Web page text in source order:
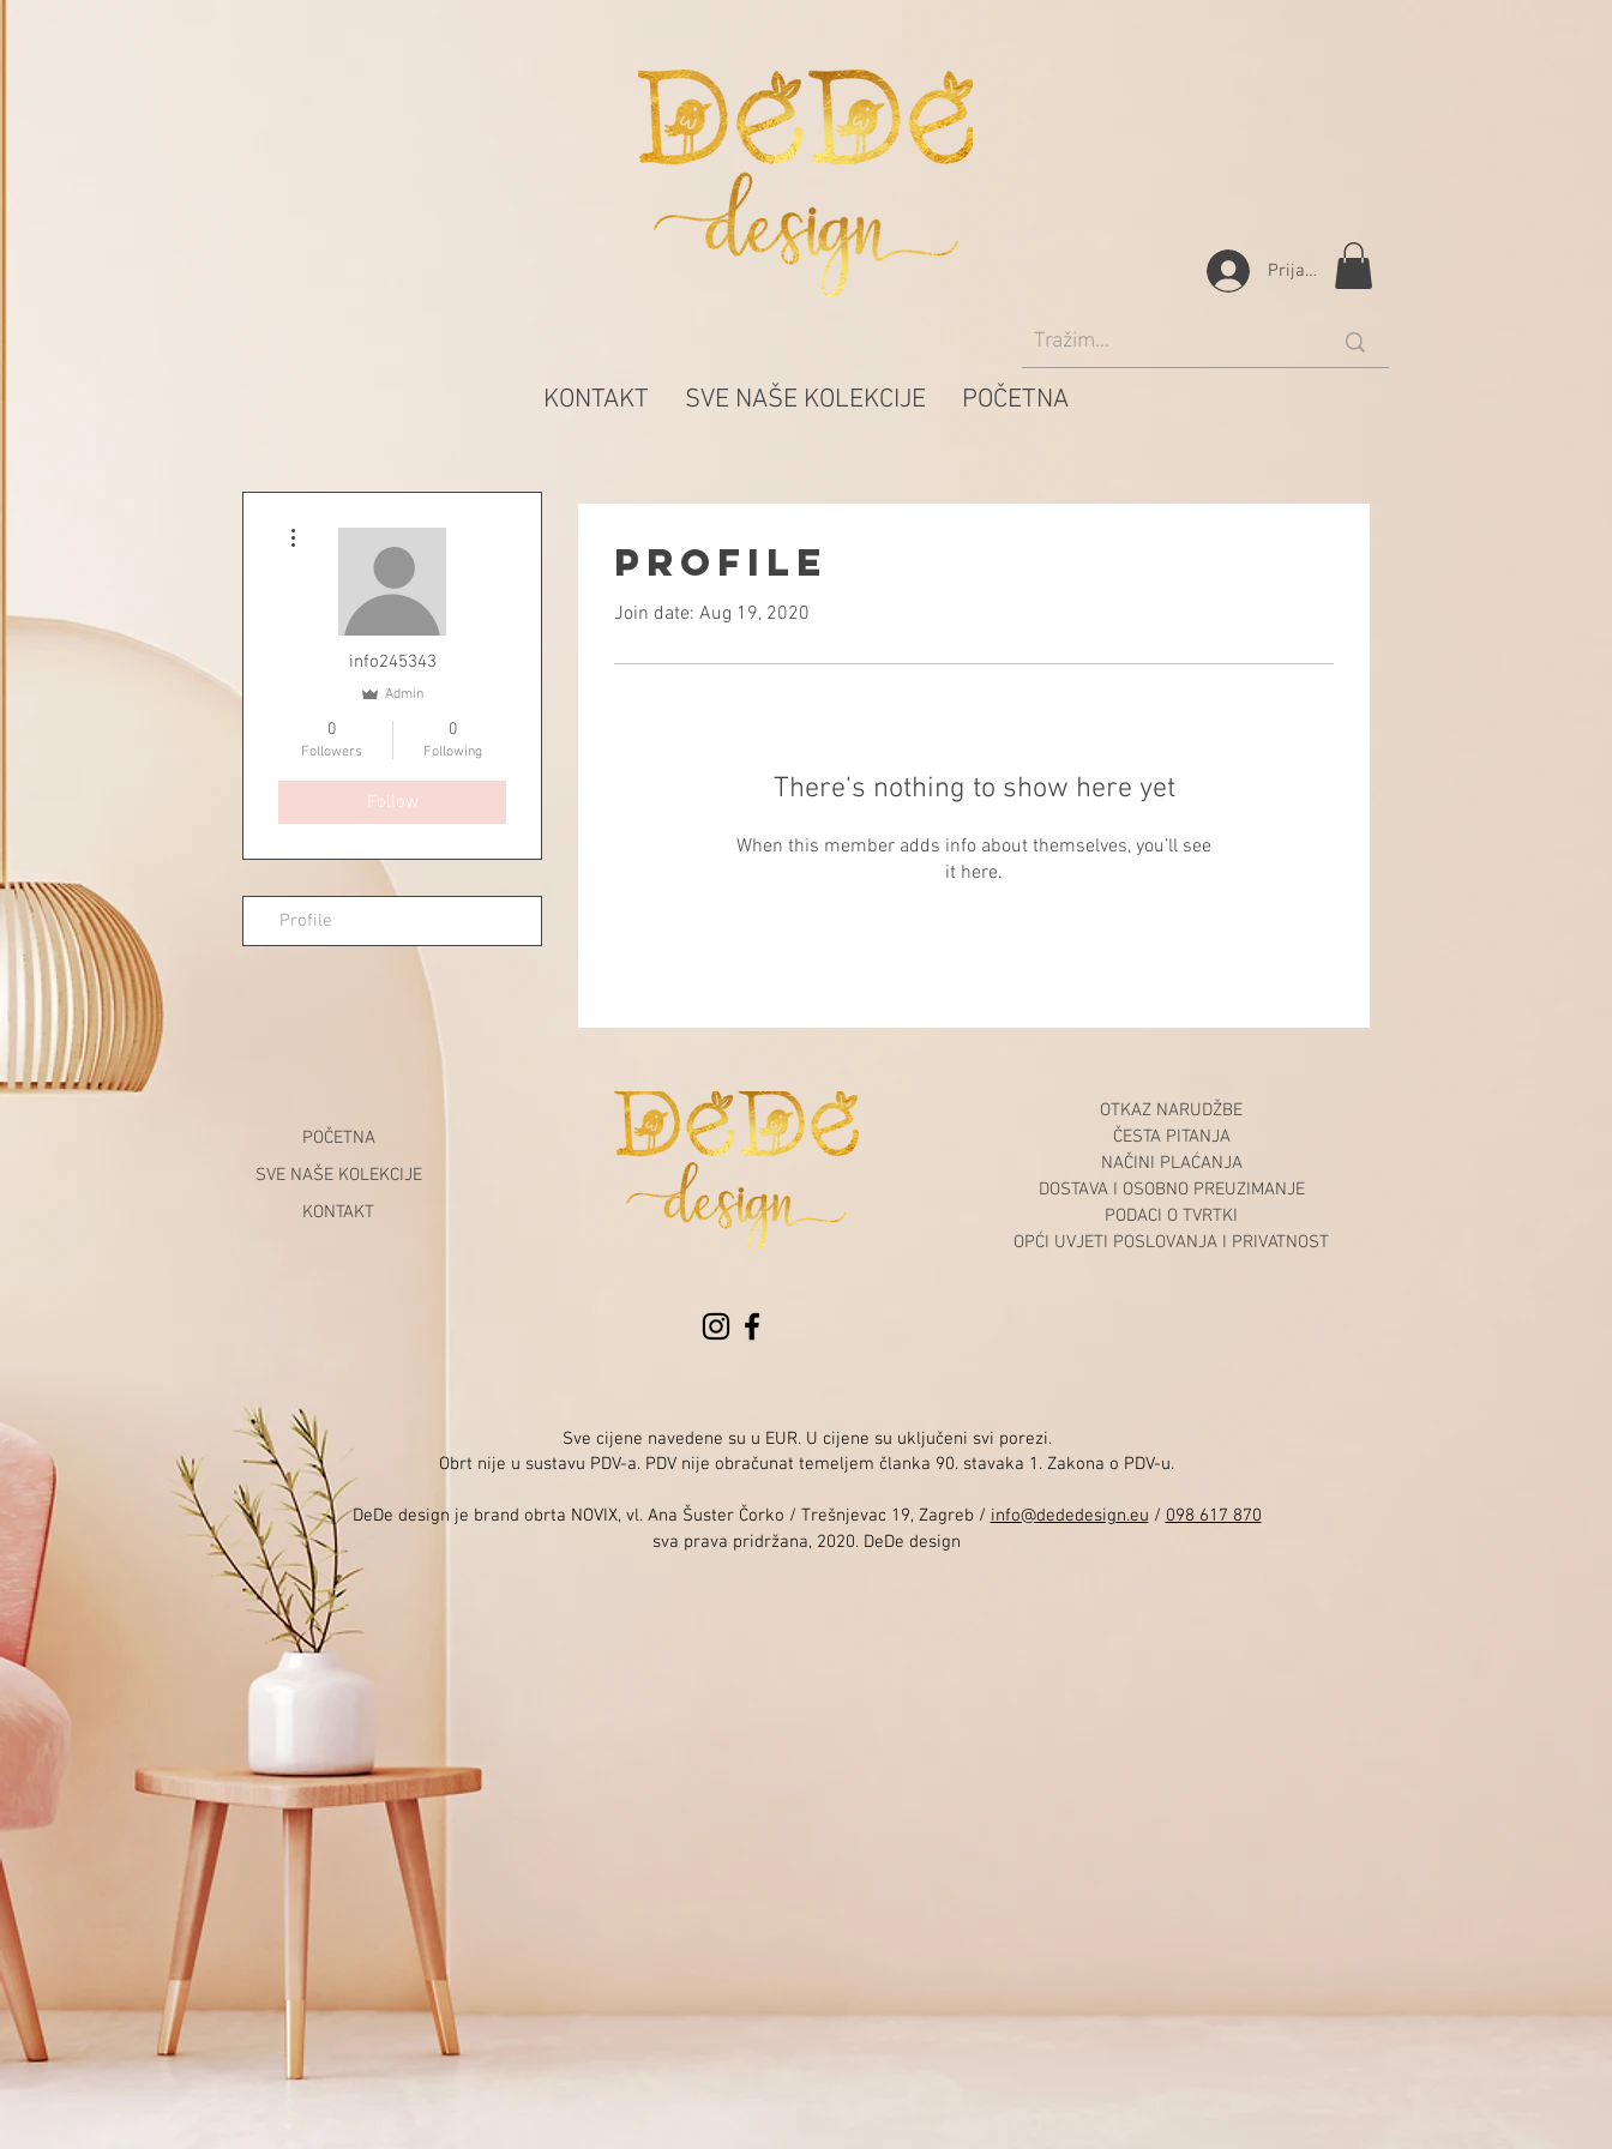
Prijava
POČETNA
SVE NAŠE KOLEKCIJE
KONTAKT
Profile
Join date: Aug 19, 2020
There’s nothing to show here yet
When this member adds info about themselves, you’ll see
it here.
info245343
Admin
0
Followers
0
Following
Follow
Profile
POČETNA
SVE NAŠE KOLEKCIJE
KONTAKT
OTKAZ NARUDŽBE
ČESTA PITANJA
NAČINI PLAĆANJA
DOSTAVA I OSOBNO PREUZIMANJE
PODACI O TVRTKI
OPĆI UVJETI POSLOVANJA I PRIVATNOST
Sve cijene navedene su u EUR. U cijene su uključeni svi porezi.
Obrt nije u sustavu PDV-a. PDV nije obračunat temeljem članka 90. stavaka 1. Zakona o PDV-u.
DeDe design je brand obrta NOVIX, vl. Ana Šuster Čorko / Trešnjevac 19, Zagreb / info@dededesign.eu / 098 617 870
sva prava pridržana, 2020. DeDe design